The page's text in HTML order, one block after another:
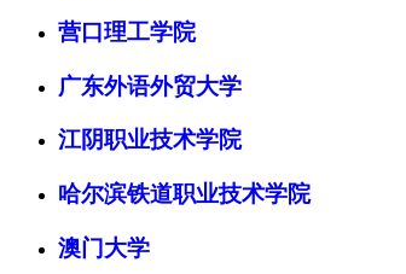
营口理工学院
广东外语外贸大学
江阴职业技术学院
哈尔滨铁道职业技术学院
澳门大学